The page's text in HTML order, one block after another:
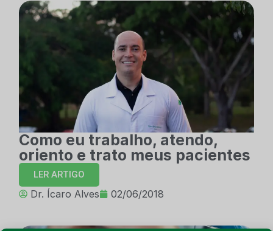
Como eu trabalho, atendo,
oriento e trato meus pacientes
LER ARTIGO
Dr. Ícaro Alves 02/06/2018